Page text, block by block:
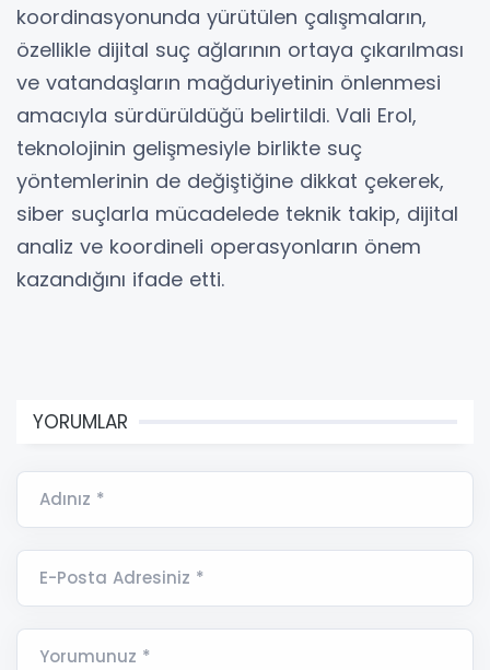
koordinasyonunda yürütülen çalışmaların,
özellikle dijital suç ağlarının ortaya çıkarılması
ve vatandaşların mağduriyetinin önlenmesi
amacıyla sürdürüldüğü belirtildi. Vali Erol,
teknolojinin gelişmesiyle birlikte suç
yöntemlerinin de değiştiğine dikkat çekerek,
siber suçlarla mücadelede teknik takip, dijital
analiz ve koordineli operasyonların önem
kazandığını ifade etti.
YORUMLAR
Adınız *
E-Posta Adresiniz *
Yorumunuz *